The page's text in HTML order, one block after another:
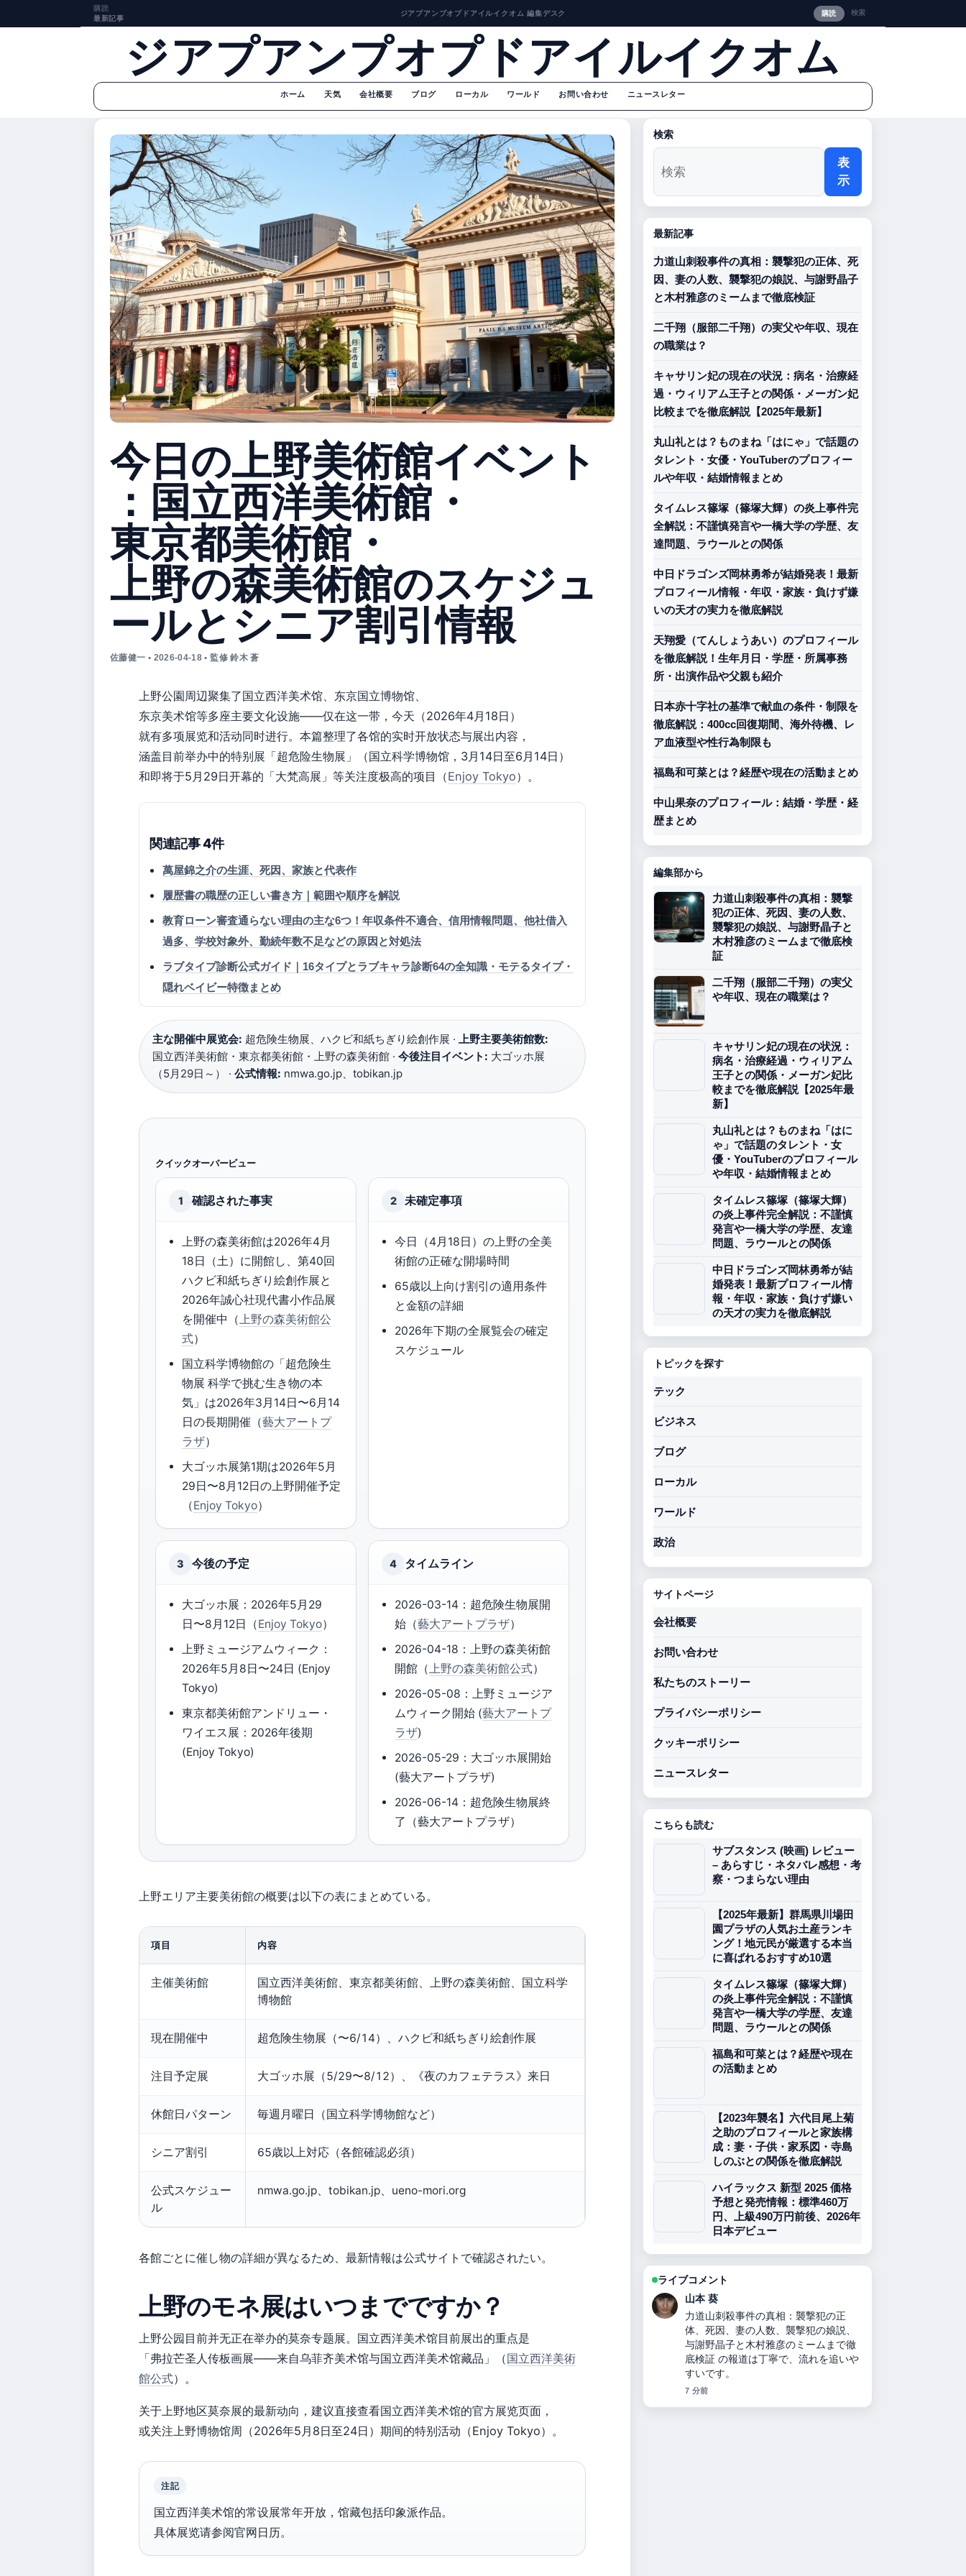
購読
最新記事
ジアプアンプオプドアイルイクオム 編集デスク 購読 検索
ジアプアンプオプドアイルイクオム
ホーム 天気 会社概要 ブログ ローカル ワールド お問い合わせ ニュースレター
今日の上野美術館イベント
：国立西洋美術館・
東京都美術館・
上野の森美術館のスケジュ
ールとシニア割引情報
佐藤健一 • 2026-04-18 • 監修 鈴木 蒼
上野公園周辺聚集了国立西洋美术馆、东京国立博物馆、
东京美术馆等多座主要文化设施——仅在这一带，今天（2026年4月18日）
就有多项展览和活动同时进行。本篇整理了各馆的实时开放状态与展出内容，
涵盖目前举办中的特别展「超危险生物展」（国立科学博物馆，3月14日至6月14日）
和即将于5月29日开幕的「大梵高展」等关注度极高的项目（Enjoy Tokyo）。
関連記事 4件
萬屋錦之介の生涯、死因、家族と代表作
履歴書の職歴の正しい書き方｜範囲や順序を解説
教育ローン審査通らない理由の主な6つ！年収条件不適合、信用情報問題、他社借入
過多、学校対象外、勤続年数不足などの原因と対処法
ラブタイプ診断公式ガイド｜16タイプとラブキャラ診断64の全知識・モテるタイプ・
隠れベイビー特徴まとめ
主な開催中展览会: 超危険生物展、ハクビ和紙ちぎり絵創作展 · 上野主要美術館数:
国立西洋美術館・東京都美術館・上野の森美術館 · 今後注目イベント: 大ゴッホ展
（5月29日～） · 公式情報: nmwa.go.jp、tobikan.jp
クイックオーバービュー
1 確認された事実
上野の森美術館は2026年4月
18日（土）に開館し、第40回
ハクビ和紙ちぎり絵創作展と
2026年誠心社現代書小作品展
を開催中（上野の森美術館公
式）
国立科学博物館の「超危険生
物展 科学で挑む生き物の本
気」は2026年3月14日〜6月14
日の長期開催（藝大アートプ
ラザ）
大ゴッホ展第1期は2026年5月
29日〜8月12日の上野開催予定
（Enjoy Tokyo）
2 未確定事項
今日（4月18日）の上野の全美
術館の正確な開場時間
65歳以上向け割引の適用条件
と金額の詳細
2026年下期の全展覧会の確定
スケジュール
3 今後の予定
大ゴッホ展：2026年5月29
日〜8月12日（Enjoy Tokyo）
上野ミュージアムウィーク：
2026年5月8日〜24日 (Enjoy
Tokyo)
東京都美術館アンドリュー・
ワイエス展：2026年後期
(Enjoy Tokyo)
4 タイムライン
2026-03-14：超危険生物展開
始（藝大アートプラザ）
2026-04-18：上野の森美術館
開館（上野の森美術館公式）
2026-05-08：上野ミュージア
ムウィーク開始 (藝大アートプ
ラザ)
2026-05-29：大ゴッホ展開始
(藝大アートプラザ)
2026-06-14：超危険生物展終
了（藝大アートプラザ）
上野エリア主要美術館の概要は以下の表にまとめている。
項目 内容
主催美術館
国立西洋美術館、東京都美術館、上野の森美術館、国立科学
博物館
現在開催中 超危険生物展（〜6/14）、ハクビ和紙ちぎり絵創作展
注目予定展 大ゴッホ展（5/29〜8/12）、《夜のカフェテラス》来日
休館日パターン 毎週月曜日（国立科学博物館など）
シニア割引 65歳以上対応（各館確認必須）
公式スケジュー
ル
nmwa.go.jp、tobikan.jp、ueno-mori.org
各館ごとに催し物の詳細が異なるため、最新情報は公式サイトで確認されたい。
上野のモネ展はいつまでですか？
上野公园目前并无正在举办的莫奈专题展。国立西洋美术馆目前展出的重点是
「弗拉芒圣人传板画展——来自乌菲齐美术馆与国立西洋美术馆藏品」（国立西洋美術
館公式）。
关于上野地区莫奈展的最新动向，建议直接查看国立西洋美术馆的官方展览页面，
或关注上野博物馆周（2026年5月8日至24日）期间的特别活动（Enjoy Tokyo）。
注記
国立西洋美术馆的常设展常年开放，馆藏包括印象派作品。
具体展览请参阅官网日历。
検索
表
示
最新記事
力道山刺殺事件の真相：襲撃犯の正体、死
因、妻の人数、襲撃犯の娘説、与謝野晶子
と木村雅彦のミームまで徹底検証
二千翔（服部二千翔）の実父や年収、現在
の職業は？
キャサリン妃の現在の状況：病名・治療経
過・ウィリアム王子との関係・メーガン妃
比較までを徹底解説【2025年最新】
丸山礼とは？ものまね「はにゃ」で話題の
タレント・女優・YouTuberのプロフィー
ルや年収・結婚情報まとめ
タイムレス篠塚（篠塚大輝）の炎上事件完
全解説：不謹慎発言や一橋大学の学歴、友
達問題、ラウールとの関係
中日ドラゴンズ岡林勇希が結婚発表！最新
プロフィール情報・年収・家族・負けず嫌
いの天才の実力を徹底解説
天翔愛（てんしょうあい）のプロフィール
を徹底解説！生年月日・学歴・所属事務
所・出演作品や父親も紹介
日本赤十字社の基準で献血の条件・制限を
徹底解説：400cc回復期間、海外待機、レ
ア血液型や性行為制限も
福島和可菜とは？経歴や現在の活動まとめ
中山果奈のプロフィール：結婚・学歴・経
歴まとめ
編集部から
力道山刺殺事件の真相：襲撃
犯の正体、死因、妻の人数、
襲撃犯の娘説、与謝野晶子と
木村雅彦のミームまで徹底検
証
二千翔（服部二千翔）の実父
や年収、現在の職業は？
キャサリン妃の現在の状況：
病名・治療経過・ウィリアム
王子との関係・メーガン妃比
較までを徹底解説【2025年最
新】
丸山礼とは？ものまね「はに
ゃ」で話題のタレント・女
優・YouTuberのプロフィール
や年収・結婚情報まとめ
タイムレス篠塚（篠塚大輝）
の炎上事件完全解説：不謹慎
発言や一橋大学の学歴、友達
問題、ラウールとの関係
中日ドラゴンズ岡林勇希が結
婚発表！最新プロフィール情
報・年収・家族・負けず嫌い
の天才の実力を徹底解説
トピックを探す
テック
ビジネス
ブログ
ローカル
ワールド
政治
サイトページ
会社概要
お問い合わせ
私たちのストーリー
プライバシーポリシー
クッキーポリシー
ニュースレター
こちらも読む
サブスタンス (映画) レビュー
– あらすじ・ネタバレ感想・考
察・つまらない理由
【2025年最新】群馬県川場田
園プラザの人気お土産ランキ
ング！地元民が厳選する本当
に喜ばれるおすすめ10選
タイムレス篠塚（篠塚大輝）
の炎上事件完全解説：不謹慎
発言や一橋大学の学歴、友達
問題、ラウールとの関係
福島和可菜とは？経歴や現在
の活動まとめ
【2023年襲名】六代目尾上菊
之助のプロフィールと家族構
成：妻・子供・家系図・寺島
しのぶとの関係を徹底解説
ハイラックス 新型 2025 価格
予想と発売情報：標準460万
円、上級490万円前後、2026年
日本デビュー
ライブコメント
加藤 海斗
二千翔（服部二千翔）の実父や年収、
現在の職業は？ 周辺の検証がしっかり
していて安心感があります。
9 分前